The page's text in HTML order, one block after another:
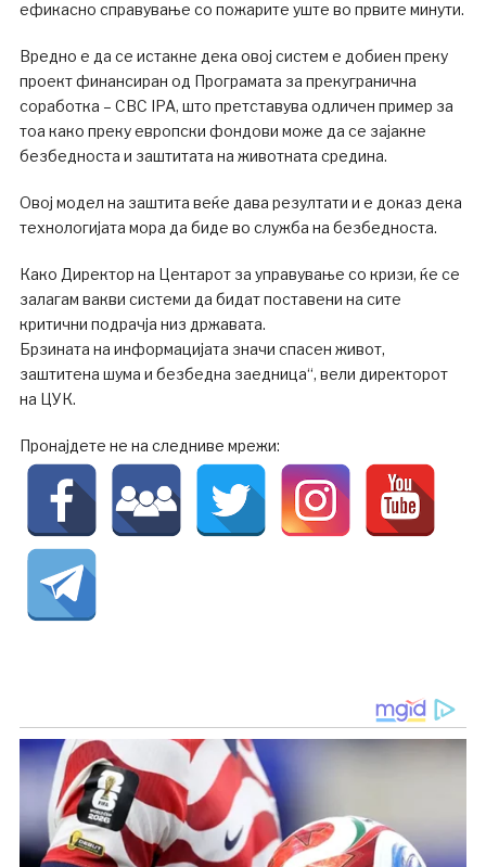
ефикасно справување со пожарите уште во првите минути.
Вредно е да се истакне дека овој систем е добиен преку
проект финансиран од Програмата за прекугранична
соработка – CBC IPA, што претставува одличен пример за
тоа како преку европски фондови може да се зајакне
безбедноста и заштитата на животната средина.
Овој модел на заштита веќе дава резултати и е доказ дека
технологијата мора да биде во служба на безбедноста.
Како Директор на Центарот за управување со кризи, ќе се
залагам вакви системи да бидат поставени на сите
критични подрачја низ државата.
Брзината на информацијата значи спасен живот,
заштитена шума и безбедна заедница“, вели директорот
на ЦУК.
Пронајдете не на следниве мрежи: